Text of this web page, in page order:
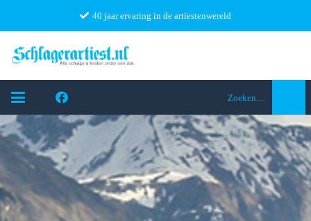
40 jaar ervaring in de artiestenwereld
Zoeken…